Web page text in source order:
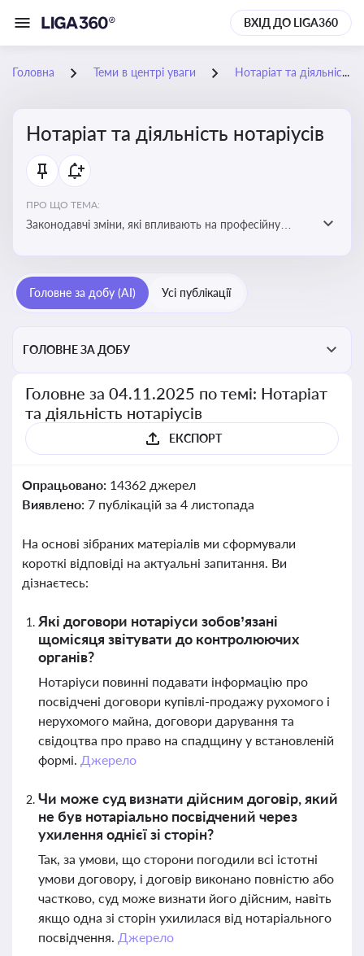
ВХІД ДО LIGA360
Головна Теми в центрі уваги Нотаріат та діяльність нотаріусів
Нотаріат та діяльність нотаріусів
ПРО ЩО ТЕМА:
Законодавчі зміни, які впливають на професійну
Головне за добу (AI) Усі публікації
ГОЛОВНЕ ЗА ДОБУ
Головне за 04.11.2025 по темі: Нотаріат
та діяльність нотаріусів
ЕКСПОРТ
Опрацьовано: 14362 джерел
Виявлено: 7 публікацій за 4 листопада
На основі зібраних матеріалів ми сформували
короткі відповіді на актуальні запитання. Ви
дізнаєтесь:
Які договори нотаріуси зобов’язані
щомісяця звітувати до контролюючих
органів?
Нотаріуси повинні подавати інформацію про
посвідчені договори купівлі-продажу рухомого і
нерухомого майна, договори дарування та
свідоцтва про право на спадщину у встановленій
формі. Джерело
Чи може суд визнати дійсним договір, який
не був нотаріально посвідчений через
ухилення однієї зі сторін?
Так, за умови, що сторони погодили всі істотні
умови договору, і договір виконано повністю або
частково, суд може визнати його дійсним, навіть
якщо одна зі сторін ухилилася від нотаріального
посвідчення. Джерело